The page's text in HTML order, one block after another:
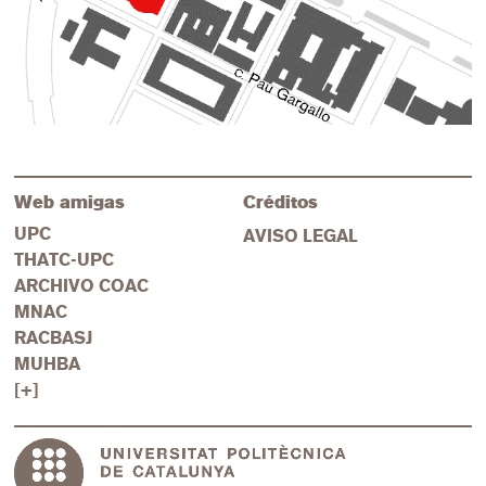
las posturas llamadas "modernas" en las prácticas
profesionales de nuestro país.
Web amigas
UPC
THATC-UPC
ARCHIVO COAC
MNAC
RACBASJ
MUHBA
[+]
Créditos
AVISO LEGAL